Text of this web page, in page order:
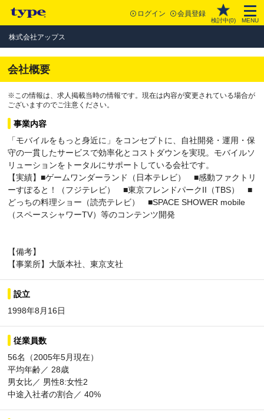
ログイン 会員登録
検討中(0) MENU
株式会社アップス
会社概要
※この情報は、求人掲載当時の情報です。現在は内容が変更されている場合が
ございますのでご注意ください。
事業内容
「モバイルをもっと身近に」をコンセプトに、自社開発・運用・保
守の一貫したサービスで効率化とコストダウンを実現。モバイルソ
リューションをトータルにサポートしている会社です。
【実績】■ゲームワンダーランド（日本テレビ） ■感動ファクトリ
ーすぽると！（フジテレビ） ■東京フレンドパークII（TBS） ■
どっちの料理ショー（読売テレビ） ■SPACE SHOWER mobile
（スペースシャワーTV）等のコンテンツ開発
【備考】
【事業所】大阪本社、東京支社
設立
1998年8月16日
従業員数
56名（2005年5月現在）
平均年齢／ 28歳
男女比／ 男性8:女性2
中途入社者の割合／ 40%